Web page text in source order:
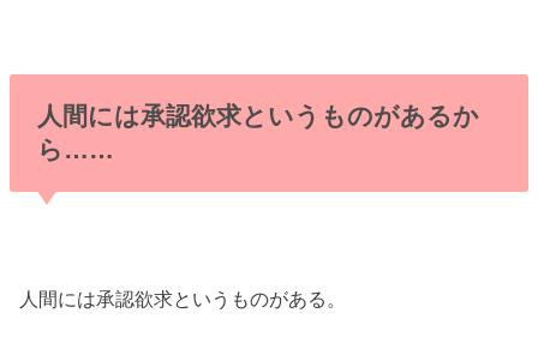
人間には承認欲求というものがあるか
ら……
人間には承認欲求というものがある。